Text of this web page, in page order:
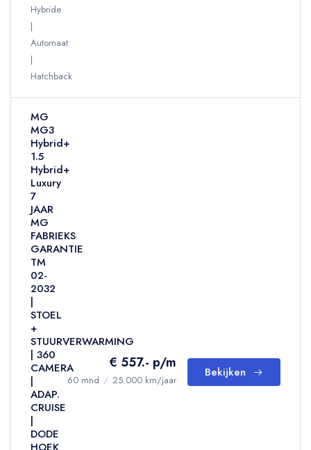
Hybride
Automaat
Hatchback
MG
MG3
Hybrid+
1.5
Hybrid+
Luxury
7
JAAR
MG
FABRIEKS
GARANTIE
TM
02-
2032
|
STOEL
+
STUURVERWARMING
| 360
CAMERA
|
ADAP.
CRUISE
|
DODE
€ 557.- p/m
60 mnd / 25.000 km/jaar
Bekijken